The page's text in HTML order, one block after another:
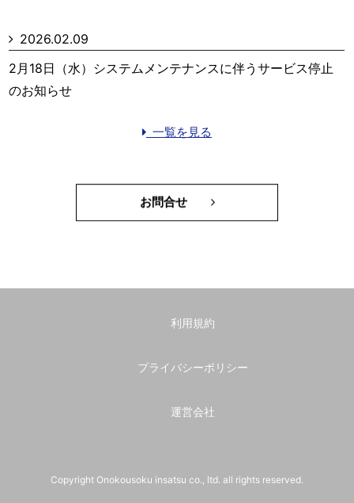
2026.02.09
2月18日（水）システムメンテナンスに伴うサービス停止
のお知らせ
一覧を見る
お問合せ
利用規約
プライバシーポリシー
運営会社
Copyright Onokousoku insatsu co., ltd. all rights reserved.